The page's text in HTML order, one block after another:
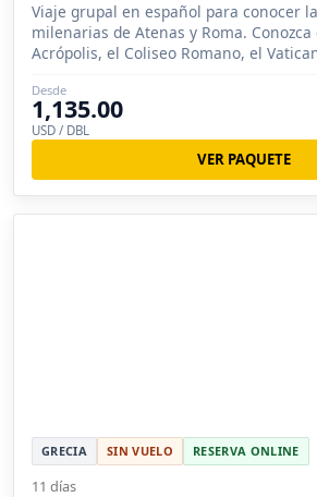
Viaje grupal en español para conocer
milenarias de Atenas y Roma.
Acrópolis, el Coliseo Romano, el
Desde
1,135.00
USD / DBL
VER PAQUETE
GRECIA SIN VUELO RESERVA ONLINE
11 días